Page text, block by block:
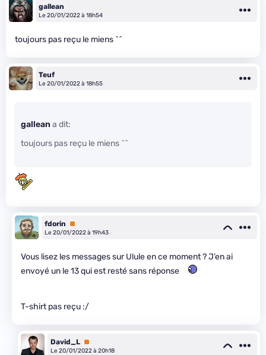
gallean
Le 20/01/2022 à 18h54
toujours pas reçu le miens ^^
Teuf
Le 20/01/2022 à 18h55
gallean a dit:
toujours pas reçu le miens ^^
fdorin
Premium
Le 20/01/2022 à 19h43
Vous lisez les messages sur Ulule en ce moment ? J’en ai
envoyé un le 13 qui est resté sans réponse
T-shirt pas reçu :/
David_L Premium
Le 20/01/2022 à 20h18